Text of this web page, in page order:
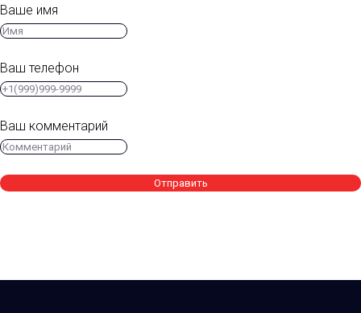
Ваше имя
Ваш телефон
Ваш комментарий
Отправить